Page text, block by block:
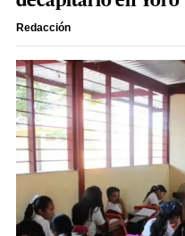
Redacción